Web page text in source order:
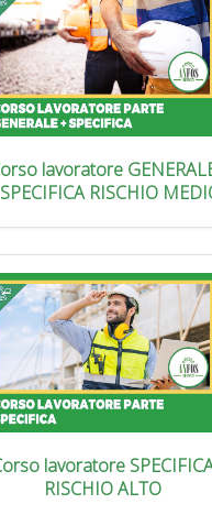
lavoratore
RISCHIO
lavoratore
RISCHIO ALTO